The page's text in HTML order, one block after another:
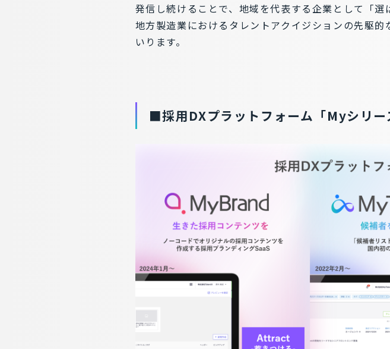
発信し続けることで、地域を代表する企業として「選
地方製造業におけるタレントアクイジションの先駆的
いります。
■採用DXプラットフォーム「Myシリー